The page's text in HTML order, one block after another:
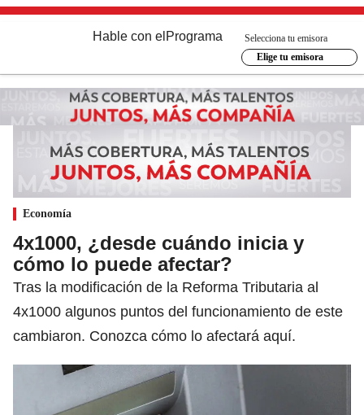
Hable con el Programa
Selecciona tu emisora
Elige tu emisora
Economía
4x1000, ¿desde cuándo inicia y
cómo lo puede afectar?
Tras la modificación de la Reforma Tributaria al
4x1000 algunos puntos del funcionamiento de este
cambiaron. Conozca cómo lo afectará aquí.